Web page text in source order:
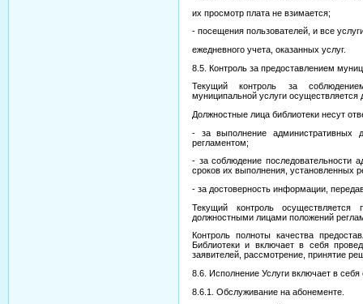
их просмотр плата не взимается;
- посещения пользователей, и все
ежедневного учета, оказанных услуг.
8.5. Контроль за предоставлением
Текущий контроль за
муниципальной услуги осуществляется
Должностные лица библиотеки несут
- за выполнение административных
регламентом;
- за соблюдение последовательности
сроков их выполнения, установленных
- за достоверность информации,
Текущий контроль
должностными лицами положений
Контроль полноты качества
Библиотеки и включает в себя
заявителей, рассмотрение, принятие
8.6. Исполнение Услуги включает в
8.6.1. Обслуживание на абонементе.